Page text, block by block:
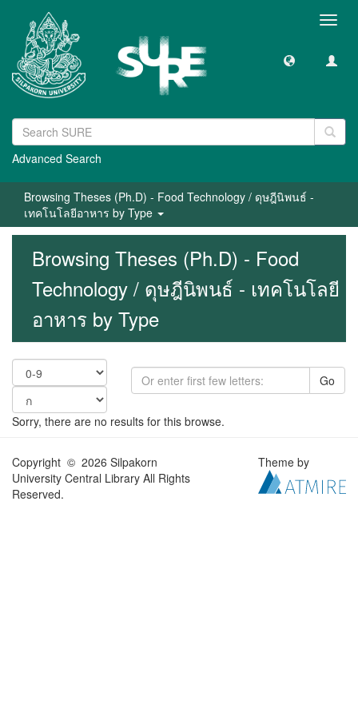
Advanced Search
Browsing Theses (Ph.D) - Food Technology / ดุษฎีนิพนธ์ -
เทคโนโลยีอาหาร by Type
Browsing Theses (Ph.D) - Food
Technology / ดุษฎีนิพนธ์ - เทคโนโลยี
อาหาร by Type
Go
Sorry, there are no results for this browse.
Copyright © 2026 Silpakorn
University Central Library All Rights
Reserved.
Theme by